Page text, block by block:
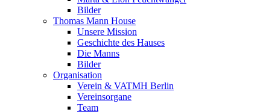
Bilder
Thomas Mann House
Unsere Mission
Geschichte des Hauses
Die Manns
Bilder
Organisation
Verein & VATMH Berlin
Vereinsorgane
Team